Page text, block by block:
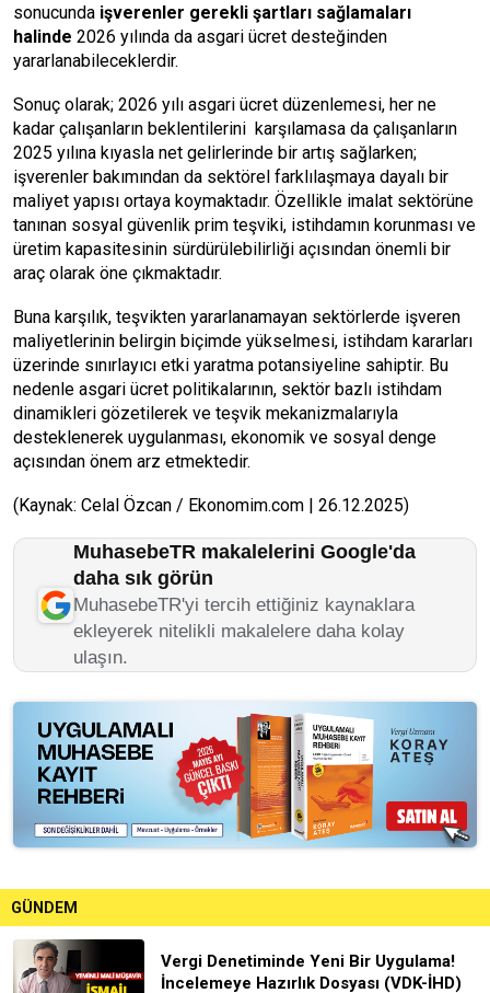
sonucunda işverenler gerekli şartları sağlamaları
halinde 2026 yılında da asgari ücret desteğinden
yararlanabileceklerdir.
Sonuç olarak; 2026 yılı asgari ücret düzenlemesi, her ne
kadar çalışanların beklentilerini karşılamasa da çalışanların
2025 yılına kıyasla net gelirlerinde bir artış sağlarken;
işverenler bakımından da sektörel farklılaşmaya dayalı bir
maliyet yapısı ortaya koymaktadır. Özellikle imalat sektörüne
tanınan sosyal güvenlik prim teşviki, istihdamın korunması ve
üretim kapasitesinin sürdürülebilirliği açısından önemli bir
araç olarak öne çıkmaktadır.
Buna karşılık, teşvikten yararlanamayan sektörlerde işveren
maliyetlerinin belirgin biçimde yükselmesi, istihdam kararları
üzerinde sınırlayıcı etki yaratma potansiyeline sahiptir. Bu
nedenle asgari ücret politikalarının, sektör bazlı istihdam
dinamikleri gözetilerek ve teşvik mekanizmalarıyla
desteklenerek uygulanması, ekonomik ve sosyal denge
açısından önem arz etmektedir.
(Kaynak: Celal Özcan / Ekonomim.com | 26.12.2025)
MuhasebeTR makalelerini Google'da
daha sık görün
MuhasebeTR'yi tercih ettiğiniz kaynaklara
ekleyerek nitelikli makalelere daha kolay
ulaşın.
GÜNDEM
Vergi Denetiminde Yeni Bir Uygulama!
İncelemeye Hazırlık Dosyası (VDK-İHD)